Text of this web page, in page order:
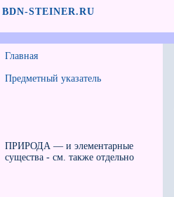
BDN-STEINER.RU
Главная
Предметный указатель
ПРИРОДА — и элементарные
существа - см. также отдельно